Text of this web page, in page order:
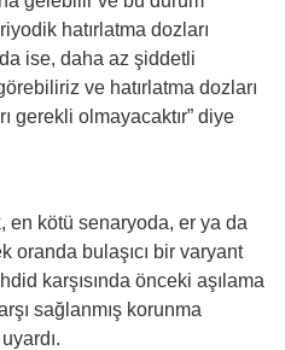
hatırlatma dozları
ise, daha az şiddetli
ve hatırlatma dozları
gerekli olmayacaktır” diye
en kötü senaryoda, er ya da
oranda bulaşıcı bir varyant
karşısında önceki aşılama
sağlanmış korunma